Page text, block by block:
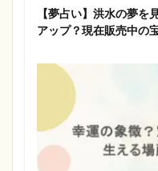
【夢占い】洪水の夢を
アップ？現在販売中の